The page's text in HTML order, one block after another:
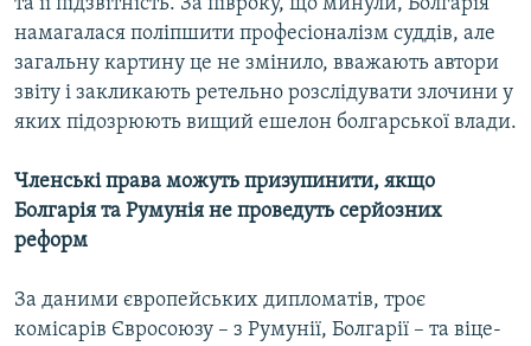
намагалася поліпшити професіоналізм суддів, але
загальну картину це не змінило, вважають автори
звіту і закликають ретельно розслідувати злочини у
яких підозрюють вищий ешелон болгарської влади.
Членські права можуть призупинити, якщо
Болгарія та Румунія не проведуть серйозних
реформ
За даними європейських дипломатів, троє
комісарів Євросоюзу – з Румунії, Болгарії – та віце-